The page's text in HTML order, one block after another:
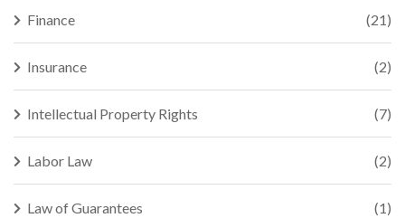
Finance (21)
Insurance (2)
Intellectual Property Rights (7)
Labor Law (2)
Law of Guarantees (1)